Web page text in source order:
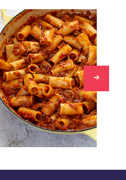
ריגטוני בולונז
המנה המשפחתית